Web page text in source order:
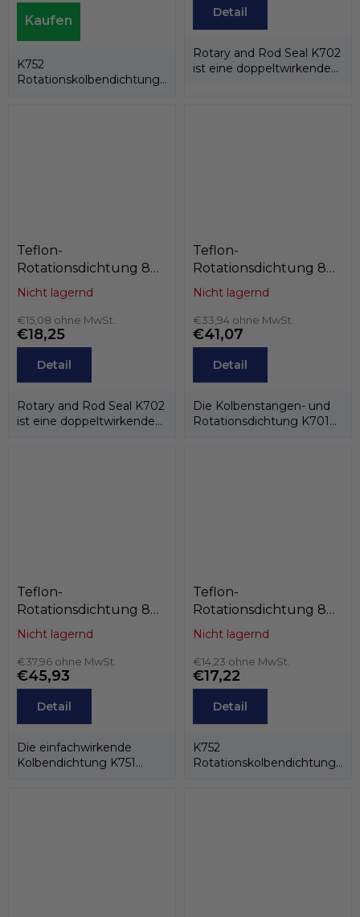
K752
Rotationskolbendichtung
Detail
Rotary and Rod Seal K702
ist eine doppeltwirkende
Teflon-
Rotationsdichtung 80
x 91 x 4,2
PTFE+Bronze/NBR,
Kastas K702-080
Nicht lagernd
€15,08 ohne MwSt.
€18,25
Detail
Rotary and Rod Seal K702
ist eine doppeltwirkende
Teflon-
Rotationsdichtung 80
x 89,4 x 7,1
PTFE+C/Edelstahlfeder,
Kastas K701-080
Nicht lagernd
€33,94 ohne MwSt.
€41,07
Detail
Die Kolbenstangen- und
Rotationsdichtung K701
Teflon-
Rotationsdichtung 80
x 70,6 x 7,1
PTFE+C/Edelstahlfeder,
Kastas K751-080
Nicht lagernd
€37,96 ohne MwSt.
€45,93
Detail
Die einfachwirkende
Kolbendichtung K751
Teflon-
Rotationsdichtung 80
x 69 x 4,2
PTFE+Bronze/NBR,
Kastas K752-080
Nicht lagernd
€14,23 ohne MwSt.
€17,22
Detail
K752
Rotationskolbendichtung